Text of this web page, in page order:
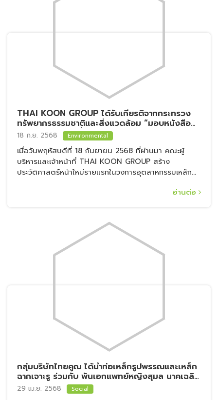
THAI KOON GROUP ได้รับเกียรติจากกระทรวง
ทรัพยากรธรรมชาติและสิ่งแวดล้อม “มอบหนังสือ
ชมเชย” สาขาการฟื้นฟูและพัฒนาทรัพยากรป่าไม้
ประจำปี พ.ศ. ๒๕๖๘
18 ก.ย. 2568 Environmental
เมื่อวันพฤหัสบดีที่ 18 กันยายน 2568 ที่ผ่านมา คณะผู้
บริหารและเจ้าหน้าที่ THAI KOON GROUP สร้าง
ประวัติศาสตร์หน้าใหม่รายแรกในวงการอุตสาหกรรมเหล็ก
อ่านต่อ
กลุ่มบริษัทไทยคูณ ได้นำท่อเหล็กรูปพรรณและเหล็ก
ฉากเจาะรู ร่วมกับ พันเอกแพทย์หญิงสุมล นาคเฉลิม
สนับสนุนการสร้างบ้านให้ผู้ยากไร้ ณ จังหวัดจันทบุรี
29 เม.ย. 2568 Social